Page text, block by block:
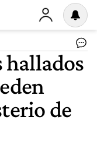
hallados
de